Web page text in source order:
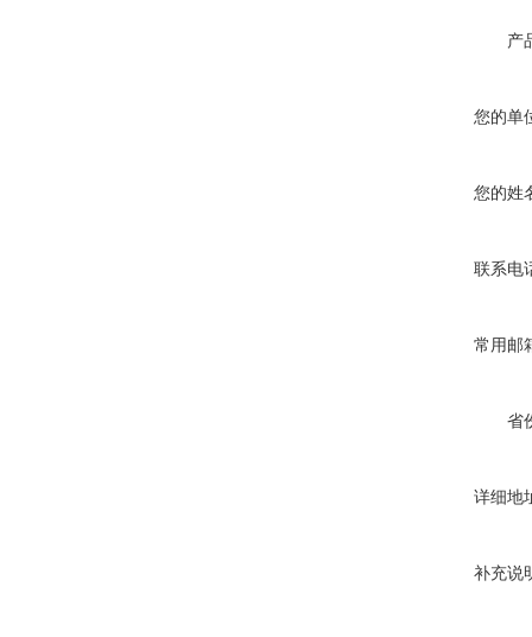
产
您的单
您的姓
联系电
常用邮
省
详细地
补充说